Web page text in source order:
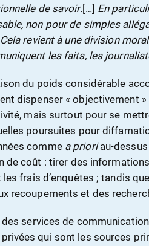
de savoir.[…] En
non pour de simples
revient à une division
les faits, les
du poids considérable
dispenser « objectivement
mais surtout pour se
poursuites pour
comme a prioriau-dessus
de coût : tirer des
les frais d’enquêtes ; tandis
recoupements et des
des services de
qui sont les sources